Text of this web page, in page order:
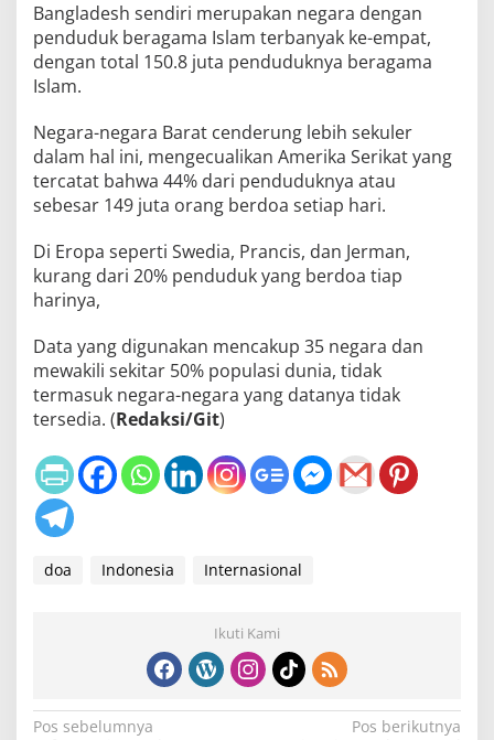
Bangladesh sendiri merupakan negara dengan
penduduk beragama Islam terbanyak ke-empat,
dengan total 150.8 juta penduduknya beragama
Islam.
Negara-negara Barat cenderung lebih sekuler
dalam hal ini, mengecualikan Amerika Serikat yang
tercatat bahwa 44% dari penduduknya atau
sebesar 149 juta orang berdoa setiap hari.
Di Eropa seperti Swedia, Prancis, dan Jerman,
kurang dari 20% penduduk yang berdoa tiap
harinya,
Data yang digunakan mencakup 35 negara dan
mewakili sekitar 50% populasi dunia, tidak
termasuk negara-negara yang datanya tidak
tersedia. (Redaksi/Git)
doa Indonesia Internasional
Ikuti Kami
N
Pos sebelumnya
Pos berikutnya